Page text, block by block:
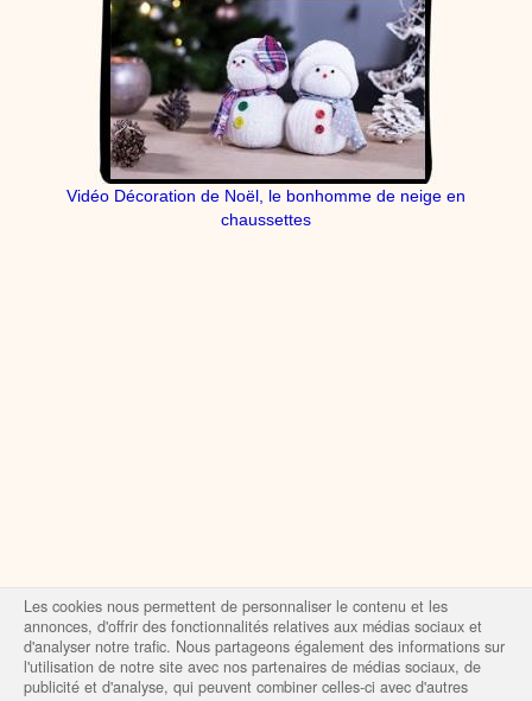
Vidéo Décoration de Noël, le bonhomme de neige en
chaussettes
Les cookies nous permettent de personnaliser le contenu et les
annonces, d'offrir des fonctionnalités relatives aux médias sociaux et
d'analyser notre trafic. Nous partageons également des informations sur
l'utilisation de notre site avec nos partenaires de médias sociaux, de
publicité et d'analyse, qui peuvent combiner celles-ci avec d'autres